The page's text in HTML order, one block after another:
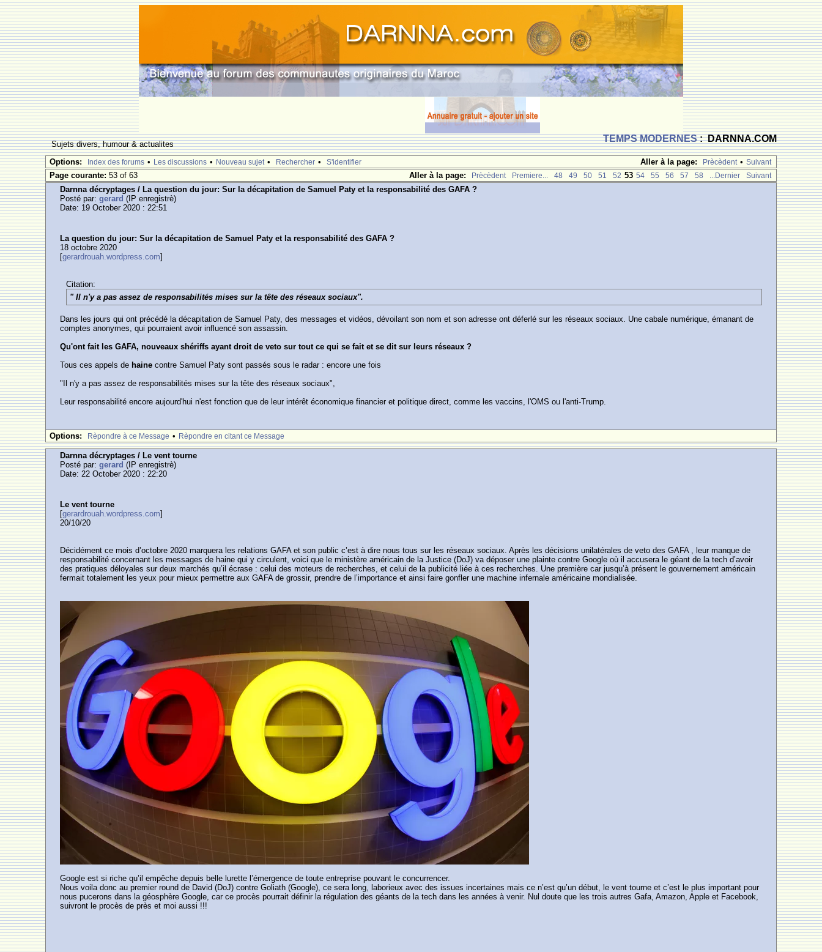
TEMPS MODERNES: DARNNA.COM
Sujets divers, humour & actualites
Aller à la page:
Prècèdent • Suivant
Options: Index des forums • Les discussions • Nouveau sujet • Rechercher • S'identifier
Aller à la page: Prècèdent Premiere... 48 49 50 51 52 53 54 55 56 57 58 ...Dernier Suivant
Page courante:53 of 63
Darnna décryptages / La question du jour: Sur la décapitation de Samuel Paty et la responsabilité des GAFA ?
Posté par:gerard (IP enregistrè)
Date: 19 October 2020 : 22:51
La question du jour: Sur la décapitation de Samuel Paty et la responsabilité des GAFA ?
18 octobre 2020
[gerardrouah.wordpress.com]
Citation:
" Il n'y a pas assez de responsabilités mises sur la tête des réseaux sociaux".
Dans les jours qui ont précédé la décapitation de Samuel Paty, des messages et vidéos, dévoilant son nom et son adresse ont déferlé sur les réseaux sociaux. Une cabale numérique, émanant de
comptes anonymes, qui pourraient avoir influencé son assassin.
Qu'ont fait les GAFA, nouveaux shériffs ayant droit de veto sur tout ce qui se fait et se dit sur leurs réseaux ?
Tous ces appels de hainecontre Samuel Paty sont passés sous le radar : encore une fois
"Il n'y a pas assez de responsabilités mises sur la tête des réseaux sociaux",
Leur responsabilité encore aujourd'hui n'est fonction que de leur intérêt économique financier et politique direct, comme les vaccins, l'OMS ou l'anti-Trump.
Options: Rèpondre à ce Message • Rèpondre en citant ce Message
Darnna décryptages / Le vent tourne
Posté par:gerard (IP enregistrè)
Date: 22 October 2020 : 22:20
Le vent tourne
[gerardrouah.wordpress.com]
20/10/20
Décidément ce mois d’octobre 2020 marquera les relations GAFA et son public c’est à dire nous tous sur les réseaux sociaux. Après les décisions unilatérales de veto des GAFA , leur manque de
responsabilité concernant les messages de haine qui y circulent, voici que le ministère américain de la Justice (DoJ) va déposer une plainte contre Google où il accusera le géant de la tech d’avoir
des pratiques déloyales sur deux marchés qu’il écrase : celui des moteurs de recherches, et celui de la publicité liée à ces recherches. Une première car jusqu’à présent le gouvernement américain
fermait totalement les yeux pour mieux permettre aux GAFA de grossir, prendre de l’importance et ainsi faire gonfler une machine infernale américaine mondialisée.
Google est si riche qu’il empêche depuis belle lurette l’émergence de toute entreprise pouvant le concurrencer.
Nous voila donc au premier round de David (DoJ) contre Goliath (Google), ce sera long, laborieux avec des issues incertaines mais ce n’est qu’un début, le vent tourne et c’est le plus important pour
nous pucerons dans la géosphère Google, car ce procès pourrait définir la régulation des géants de la tech dans les années à venir. Nul doute que les trois autres Gafa, Amazon, Apple et Facebook,
suivront le procès de près et moi aussi !!!